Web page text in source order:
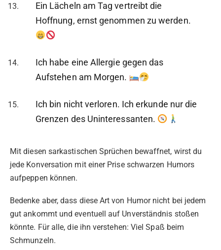
Ein Lächeln am Tag vertreibt die
Hoffnung, ernst genommen zu werden.
Ich habe eine Allergie gegen das
Aufstehen am Morgen.
Ich bin nicht verloren. Ich erkunde nur die
Grenzen des Uninteressanten.
Mit diesen sarkastischen Sprüchen bewaffnet, wirst du
jede Konversation mit einer Prise schwarzen Humors
aufpeppen können.
Bedenke aber, dass diese Art von Humor nicht bei jedem
gut ankommt und eventuell auf Unverständnis stoßen
könnte. Für alle, die ihn verstehen: Viel Spaß beim
Schmunzeln.